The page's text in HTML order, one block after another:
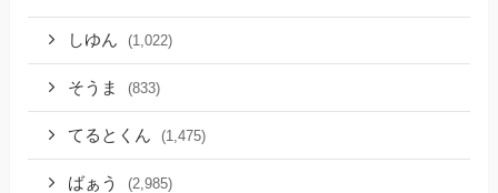
しゆん (1,022)
そうま (833)
てるとくん (1,475)
ばぁう (2,985)